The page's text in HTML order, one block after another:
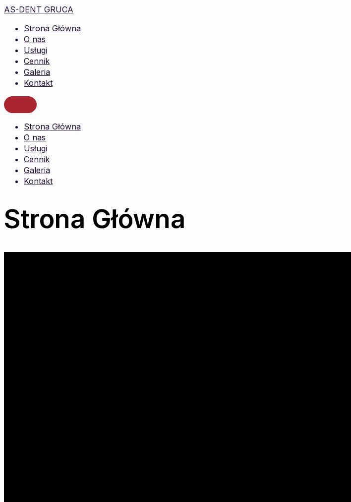
AS-DENT GRUCA
Strona Główna
O nas
Usługi
Cennik
Galeria
Kontakt
Strona Główna
O nas
Usługi
Cennik
Galeria
Kontakt
Strona Główna